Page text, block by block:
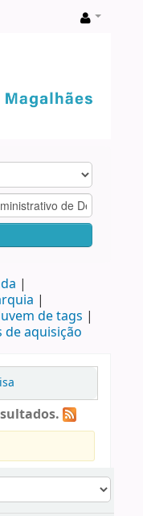
de tags
de aquisição